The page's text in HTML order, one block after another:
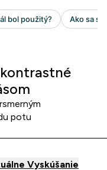
potu
Vyskúšanie